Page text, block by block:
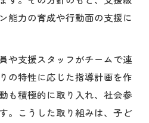
と支援級の違いを知る
したいポイントまとめ
能力の育成や行動面の支援に
や支援スタッフがチームで連
の特性に応じた指導計画を作
も積極的に取り入れ、社会参
。こうした取り組みは、子ど